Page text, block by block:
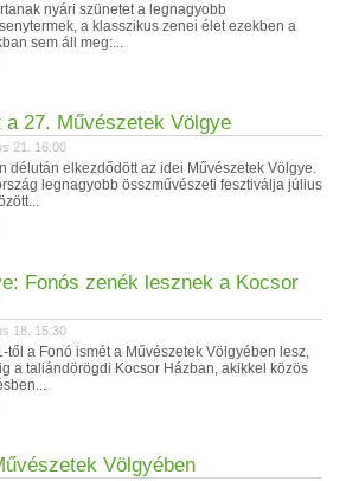
nyári szünetet a legnagyobb
a klasszikus zenei élet ezekben a
sem áll meg:...
a 27. Művészetek Völgye
21. 16:00
délután elkezdődött az idei Művészetek Völgye.
legnagyobb összművészeti fesztiválja július
Fonós zenék lesznek a Kocsor
18. 15:30
től a Fonó ismét a Művészetek Völgyében lesz,
a taliándörögdi Kocsor Házban, akikkel közös
Völgyében